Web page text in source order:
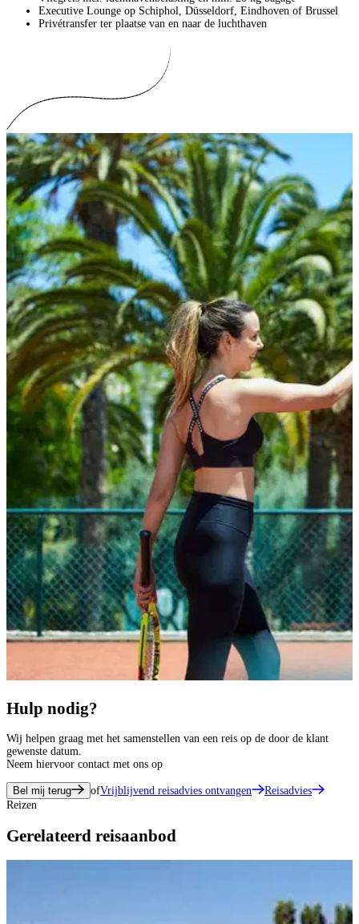
Executive Lounge op Schiphol, Düsseldorf, Eindhoven of Brussel
Privétransfer ter plaatse van en naar de luchthaven
Hulp nodig?
Wij helpen graag met het samenstellen van een reis op de door de klant
gewenste datum.
Neem hiervoor contact met ons op
Bel mij terug ofVrijblijvend reisadvies ontvangen
Reisadvies
Reizen
Gerelateerd reisaanbod